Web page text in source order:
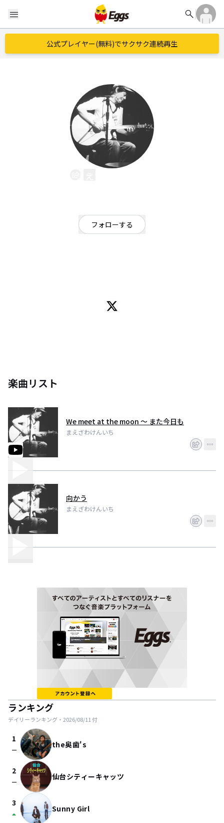
menu search
公式プレイヤー(無料)でサクサク連続再生
フォローする
楽曲リスト
We meet at the moon 〜 また今日も
まえざわけんいち
向かう
まえざわけんいち
ランキング
デイリーランキング・ 2026/08/11 付
1
check_indeterminate_small the奥歯's
2
check_indeterminate_small 仙台シティーキャッツ
3
arrow_drop_up Sunny Girl